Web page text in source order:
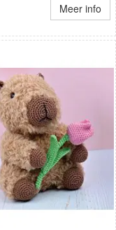
Meer info